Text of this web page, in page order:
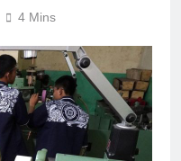
4 Mins